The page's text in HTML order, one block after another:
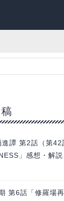
進譚 第2話（第42
」感想・解
第6話「修羅場